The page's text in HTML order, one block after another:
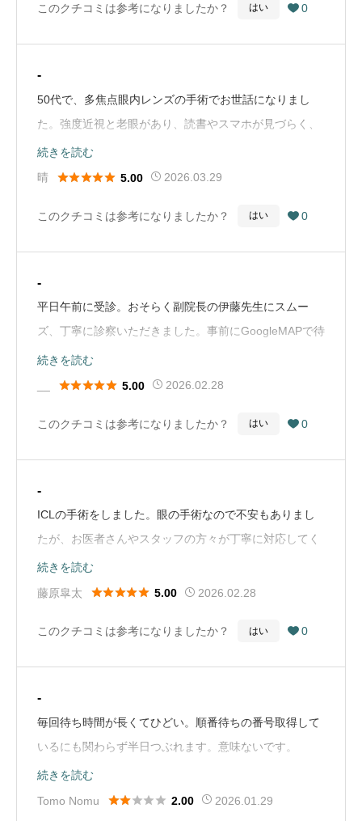
病院を探したいと真面目に思いました。待っている人も
ある通り来院したにもかかわらず、「こんなんじゃ、対
応が遅いので、他の人に迷惑」と、聞く耳も多い中、目
も合わせることなく、診療のためのファイルなどを取り
出しながら人前で言われました。ただただ言われること
み合っていて、人数を捌くためにフラストレーションが
す。診療は5〜10分で終わることに対して、1時間以上も
待機室で待機しながら嫌味を言われて不愉快な気持ち、
居心地の悪さを感じながら待ち続けて帰る患者の思いも
是非考えていただきたいです。（Google Mapから引
（Google Mapから引用）
このクチコミは参考になりましたか？ はい  0
-
50代で、多焦点眼内レンズの手術でお世話になりまし
た。強度近視と老眼があり、読書やスマホが見づらく、
コンタクトを長時間つけるのもつらく、早く家に帰って
外したいと思う毎日でした。レーシックは希望しておら
先ずっと不便な生活が続くのかと院長先生に相談し、多
く相談しながらレンズを選びました。最初は両目を一度
に手術したいと思っていましたが、先生のアドバイスで
まず片目を手術し、その見え方を確認してからもう片方
のレンズ度数を調整しました。とても満足のいく見え方
はありませんでした。眼帯を外した翌日からよく見える
類の数字、化粧品の裏の小さい文字まで眼鏡やコンタク
トなしで見えるようになりとても快適です。院長先生を
はじめ、看護師さんや受付の方も皆さん親切で説明も丁
寧で安心して手術を受けることができました。もっと早
りがとうございました。（Google Mapから引用）
続きを読む
晴
 5.00 2026.03.29
このクチコミは参考になりましたか？ はい  0
-
平日午前に受診。おそらく副院長の伊藤先生にスムー
ズ、丁寧に診察いただきました。事前にGoogleMAPで待
ち時間が長いと確認していたため、当日順番待ちを利
用。受付開始の7時になってすぐにスマホから登録し、
た。まだ薬を処方していただいたばかりですが、院内も
続きを読む
 5.00 2026.02.28
このクチコミは参考になりましたか？ はい  0
-
ICLの手術をしました。眼の手術なので不安もありまし
たが、お医者さんやスタッフの方々が丁寧に対応してく
ださったので安心して手術を受けられました。今までコ
ンタクトとメガネ生活でしたが、手術を受けて、それら
ありがとうございました。（Google Mapから引用）
続きを読む
藤原皐太
 5.00 2026.02.28
このクチコミは参考になりましたか？ はい  0
-
毎回待ち時間が長くてひどい。順番待ちの番号取得して
いるにも関わらず半日つぶれます。意味ないです。
（Google Mapから引用）
続きを読む
Tomo Nomu
 2.00 2026.01.29